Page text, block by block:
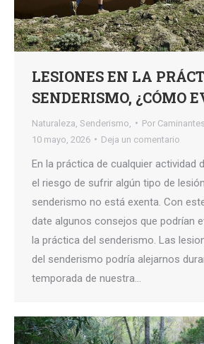
LESIONES EN LA
SENDERISMO, ¿CÓMO
Naturaleza Senderismo, Por
10 mayo, 2026
Deja un comentario
En la práctica de cualquier actividad
el riesgo de sufrir algún tipo de
senderismo no está exenta. Con
date algunos consejos que podrían
la práctica del senderismo. Las
del senderismo podría alejarnos
temporada de nuestra…